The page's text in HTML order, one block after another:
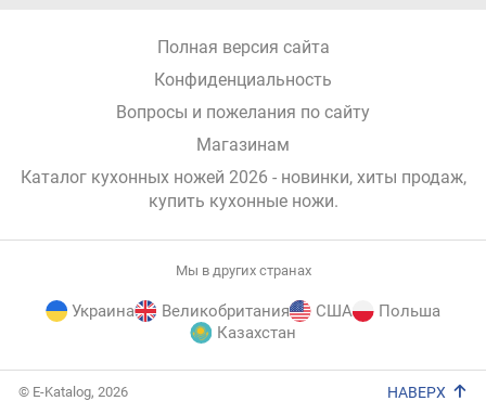
Полная версия сайта
Конфиденциальность
Вопросы и пожелания по сайту
Магазинам
Каталог кухонных ножей 2026 - новинки, хиты продаж,
купить кухонные ножи.
Мы в других странах
Украина Великобритания США
Польша
Казахстан
© E-Katalog, 2026 НАВЕРХ